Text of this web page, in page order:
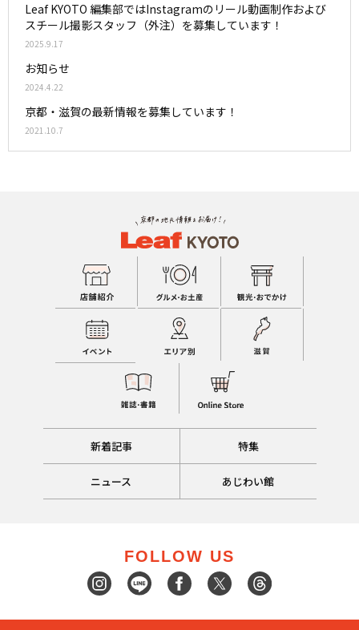
Leaf KYOTO 編集部ではInstagramのリール動画制作および
スチール撮影スタッフ（外注）を募集しています！
2025.9.17
お知らせ
2024.4.22
京都・滋賀の最新情報を募集しています！
2021.10.7
新着記事 特集
ニュース あじわい館
FOLLOW US